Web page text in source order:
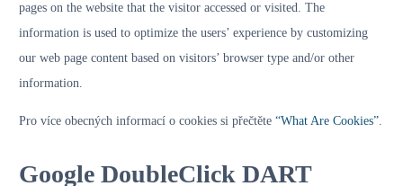
pages on the website that the visitor accessed or visited. The
information is used to optimize the users’ experience by customizing
our web page content based on visitors’ browser type and/or other
information.
Pro více obecných informací o cookies si přečtěte “What Are Cookies”.
Google DoubleClick DART